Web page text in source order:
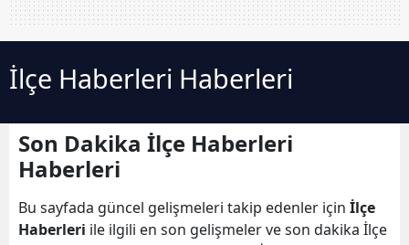
İlçe Haberleri Haberleri
Son Dakika İlçe Haberleri
Haberleri
Bu sayfada güncel gelişmeleri takip edenler için İlçe
Haberleri ile ilgili en son gelişmeler ve son dakika İlçe